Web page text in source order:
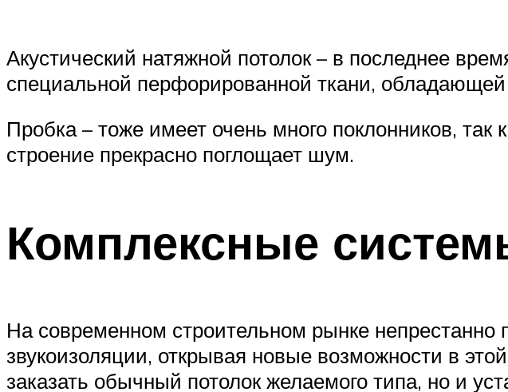
Акустический натяжной потолок – в последнее
специальной перфорированной ткани,
Пробка – тоже имеет очень много поклонников, так
строение прекрасно поглощает шум.
Комплексные
На современном строительном рынке
звукоизоляции, открывая новые возможности в
заказать обычный потолок желаемого типа, но и